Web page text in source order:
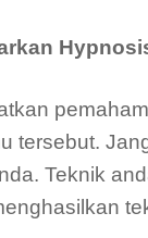
tersebut.
Teknik